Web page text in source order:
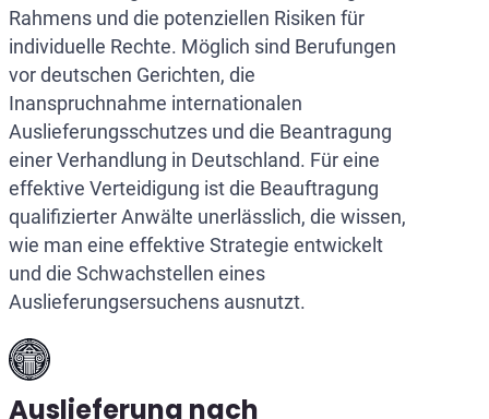
Rahmens und die potenziellen Risiken für
individuelle Rechte. Möglich sind Berufungen
vor deutschen Gerichten, die
Inanspruchnahme internationalen
Auslieferungsschutzes und die Beantragung
einer Verhandlung in Deutschland. Für eine
effektive Verteidigung ist die Beauftragung
qualifizierter Anwälte unerlässlich, die wissen,
wie man eine effektive Strategie entwickelt
und die Schwachstellen eines
Auslieferungsersuchens ausnutzt.
Auslieferung nach